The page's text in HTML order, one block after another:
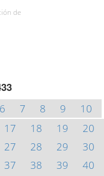
de
6 7 8 9
10
17 18 19
20
27 28 29
30
37 38 39
40